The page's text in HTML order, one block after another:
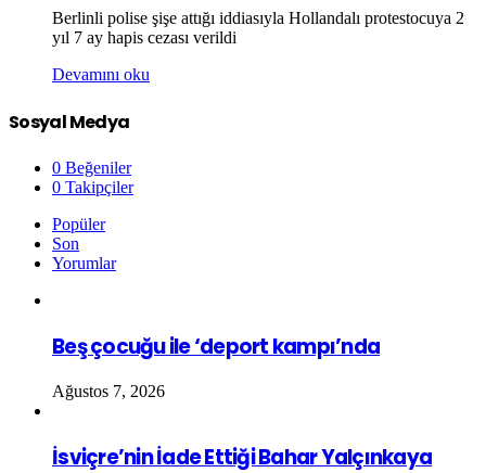
Berlinli polise şişe attığı iddiasıyla Hollandalı protestocuya 2
yıl 7 ay hapis cezası verildi
Devamını oku
Sosyal Medya
0 Beğeniler
0 Takipçiler
Popüler
Son
Yorumlar
Beş çocuğu ile ‘deport kampı’nda
Ağustos 7, 2026
İsviçre’nin İade Ettiği Bahar Yalçınkaya